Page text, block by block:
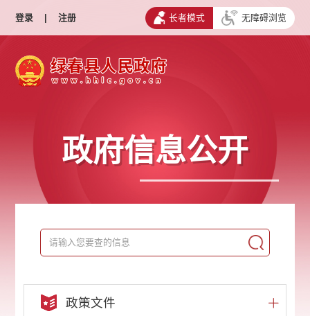
登录 | 注册 长者模式 无障碍浏览
政府信息公开
政策文件